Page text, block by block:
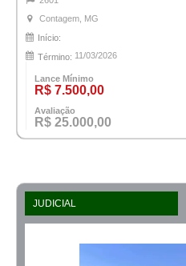
Contagem, MG
Início:
Término: 11/03/2026
Lance Mínimo
R$ 7.500,00
Avaliação
R$ 25.000,00
JUDICIAL